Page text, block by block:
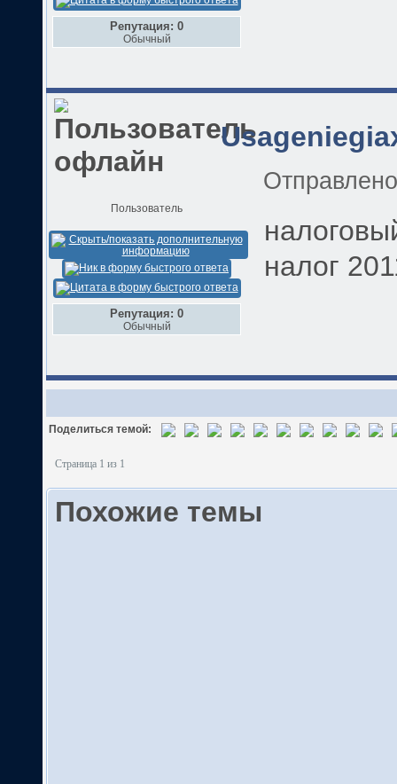
Репутация: 0
Обычный
Пользователь
Репутация: 0
Обычный
налог
Поделиться темой:
Страница 1 из 1
Похожие темы